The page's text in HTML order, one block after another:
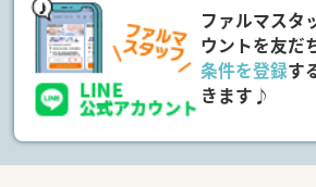
ファルマスタ
ウントを友だ
条件を登録す
きます♪